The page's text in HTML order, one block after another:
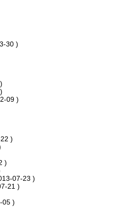
30 )
09 )
)
)
07-23 )
21 )
05 )